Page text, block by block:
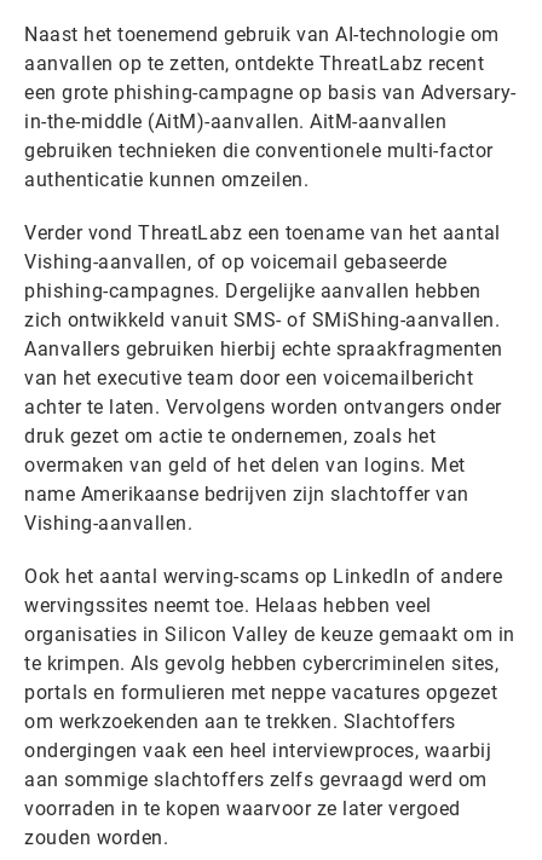
Naast het toenemend gebruik van AI-technologie om
aanvallen op te zetten, ontdekte ThreatLabz recent
een grote phishing-campagne op basis van Adversary-
in-the-middle (AitM)-aanvallen. AitM-aanvallen
gebruiken technieken die conventionele multi-factor
authenticatie kunnen omzeilen.
Verder vond ThreatLabz een toename van het aantal
Vishing-aanvallen, of op voicemail gebaseerde
phishing-campagnes. Dergelijke aanvallen hebben
zich ontwikkeld vanuit SMS- of SMiShing-aanvallen.
Aanvallers gebruiken hierbij echte spraakfragmenten
van het executive team door een voicemailbericht
achter te laten. Vervolgens worden ontvangers onder
druk gezet om actie te ondernemen, zoals het
overmaken van geld of het delen van logins. Met
name Amerikaanse bedrijven zijn slachtoffer van
Vishing-aanvallen.
Ook het aantal werving-scams op LinkedIn of andere
wervingssites neemt toe. Helaas hebben veel
organisaties in Silicon Valley de keuze gemaakt om in
te krimpen. Als gevolg hebben cybercriminelen sites,
portals en formulieren met neppe vacatures opgezet
om werkzoekenden aan te trekken. Slachtoffers
ondergingen vaak een heel interviewproces, waarbij
aan sommige slachtoffers zelfs gevraagd werd om
voorraden in te kopen waarvoor ze later vergoed
zouden worden.